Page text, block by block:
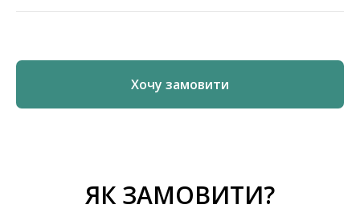
Хочу замовити
ЯК ЗАМОВИТИ?